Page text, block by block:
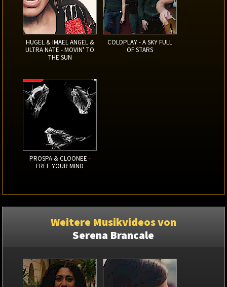
HUGEL & IMAEL ANGEL &
ULTRA NATE - MOVIN' TO
THE SUN
COLDPLAY - A SKY FULL
OF STARS
PROSPA & CLOONEE -
FREE YOUR MIND
Weitere Musikvideos von
Serena Brancale